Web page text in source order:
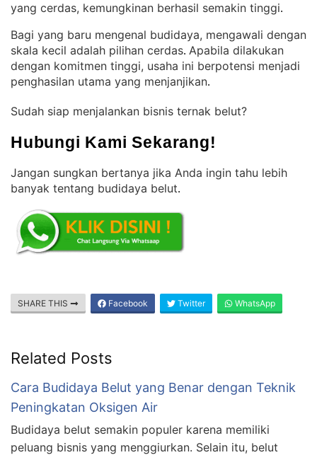
yang cerdas, kemungkinan berhasil semakin tinggi.
Bagi yang baru mengenal budidaya, mengawali dengan
skala kecil adalah pilihan cerdas. Apabila dilakukan
dengan komitmen tinggi, usaha ini berpotensi menjadi
penghasilan utama yang menjanjikan.
Sudah siap menjalankan bisnis ternak belut?
Hubungi Kami Sekarang!
Jangan sungkan bertanya jika Anda ingin tahu lebih
banyak tentang budidaya belut.
SHARE THIS Facebook Twitter WhatsApp
Related Posts
Cara Budidaya Belut yang Benar dengan Teknik
Peningkatan Oksigen Air
Budidaya belut semakin populer karena memiliki
peluang bisnis yang menggiurkan. Selain itu, belut